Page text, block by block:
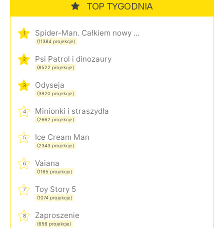
TOP TYGODNIA
1 Spider-Man. Całkiem nowy dzień
(11384 projekcje)
2 Psi Patrol i dinozaury
(8522 projekcje)
3 Odyseja
(3920 projekcje)
4 Minionki i straszydła
(2662 projekcje)
5 Ice Cream Man
(2343 projekcje)
6 Vaiana
(1165 projekcje)
7 Toy Story 5
(1074 projekcje)
8 Zaproszenie
(656 projekcje)